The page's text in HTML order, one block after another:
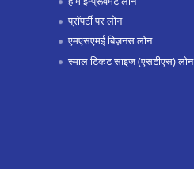
प्रॉपर्टी पर लोन
एमएसएमई बिज़नस लोन
स्माल टिकट साइज (एसटीएस) लोन